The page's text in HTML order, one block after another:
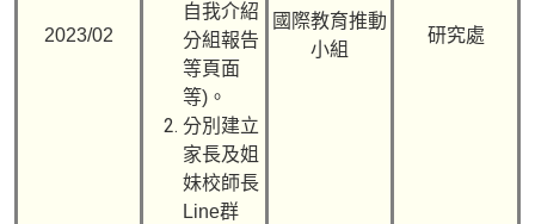
2023/02
自我介紹
分組報告
等頁面
等)。
分別建立
家長及姐
妹校師長
Line群
國際教育推動
小組
研究處